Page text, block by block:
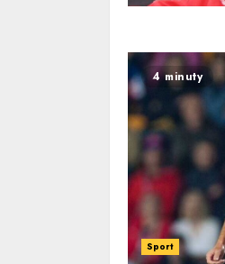
4 minuty
Sport